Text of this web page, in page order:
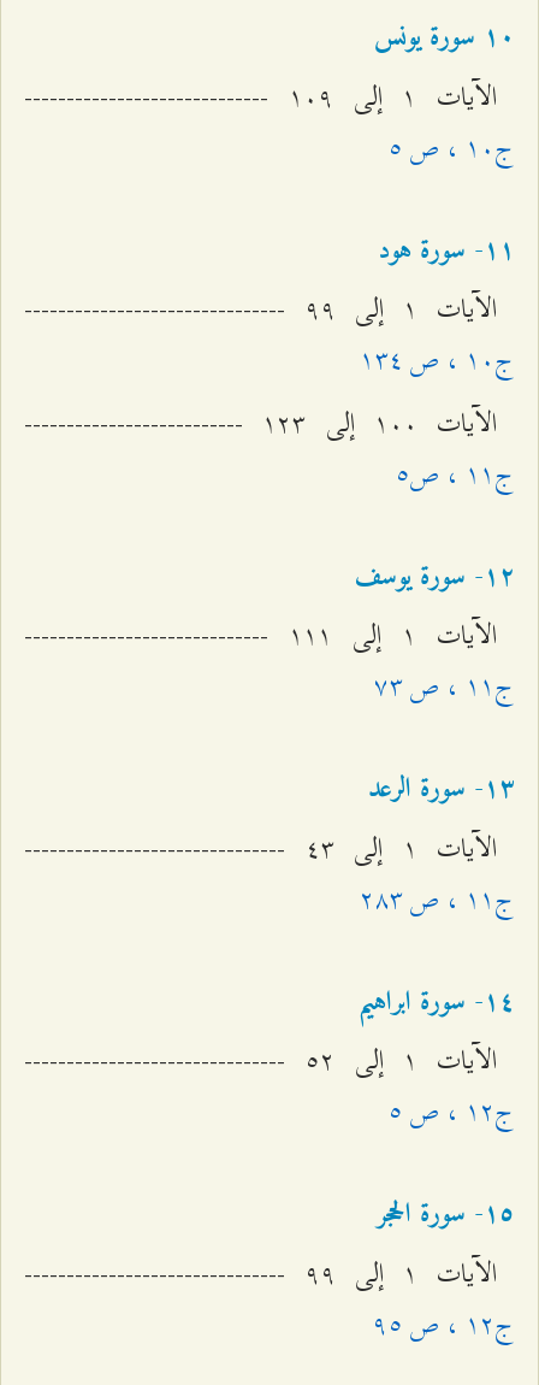
۱۰ سورة یونس
الآيات ۱ إلى ۱۰٩ -----------------------------
ج۱۰ ، ص ٥
۱۱- سورة هود
الآيات ۱ إلى ٩٩ -------------------------------
ج۱۰ ، ص ۱٣٤
الآيات ۱۰۰ إلى ۱٢٣ --------------------------
ج۱۱ ، ص٥
۱٢- سورة یوسف
الآيات ۱ إلى ۱۱۱ -----------------------------
ج۱۱ ، ص ۷٣
۱٣- سورة الرعد
الآيات ۱ إلى ٤٣ -------------------------------
ج۱۱ ، ص ٢۸٣
۱٤- سورة ابراهیم
الآيات ۱ إلى ٥٢ -------------------------------
ج۱٢ ، ص ٥
۱٥- سورة الحجر
الآيات ۱ إلى ٩٩ -------------------------------
ج۱٢ ، ص ٩٥